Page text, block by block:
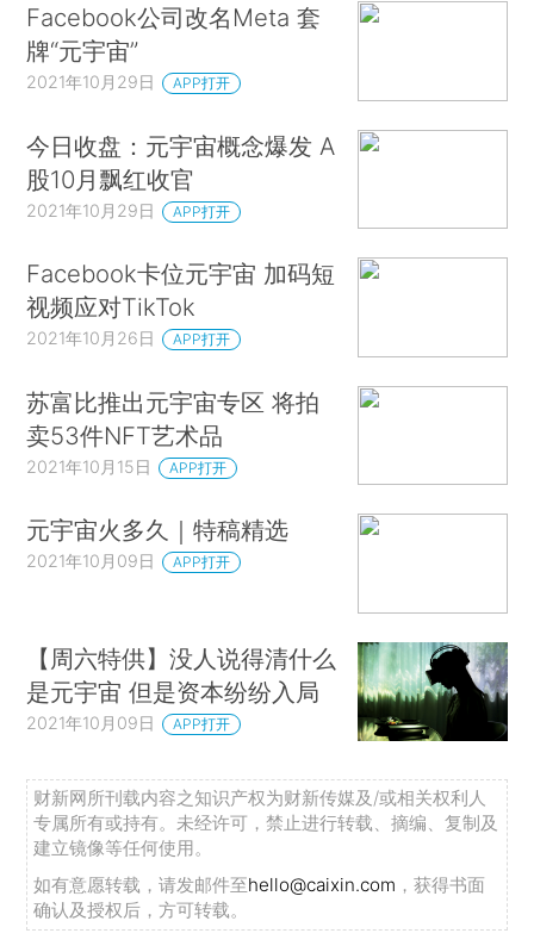
Facebook公司改名Meta 套
牌“元宇宙”
2021年10月29日 APP打开
今日收盘：元宇宙概念爆发 A
股10月飘红收官
2021年10月29日 APP打开
Facebook卡位元宇宙 加码短
视频应对TikTok
2021年10月26日 APP打开
苏富比推出元宇宙专区 将拍
卖53件NFT艺术品
2021年10月15日 APP打开
元宇宙火多久｜特稿精选
2021年10月09日 APP打开
【周六特供】没人说得清什么
是元宇宙 但是资本纷纷入局
2021年10月09日 APP打开
财新网所刊载内容之知识产权为财新传媒及/或相关权利人
专属所有或持有。未经许可，禁止进行转载、摘编、复制及
建立镜像等任何使用。
如有意愿转载，请发邮件至hello@caixin.com ，获得书面
确认及授权后，方可转载。